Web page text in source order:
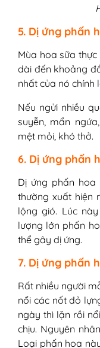
5. Dị ứng phấn
Mùa hoa sữa
dài đến khoảng
nhất của nó chính
Nếu ngửi nhiều
suyễn, mẩn
mệt mỏi, khó thở.
6. Dị ứng phấn
Dị ứng phấn
thường xuất hiện
lộng gió. Lúc
lượng lớn phấn
thể gây dị ứng.
7. Dị ứng phấn
Rất nhiều người
nổi các nốt đỏ
ngày thì lặn rồi
chịu. Nguyên
Loại phấn hoa